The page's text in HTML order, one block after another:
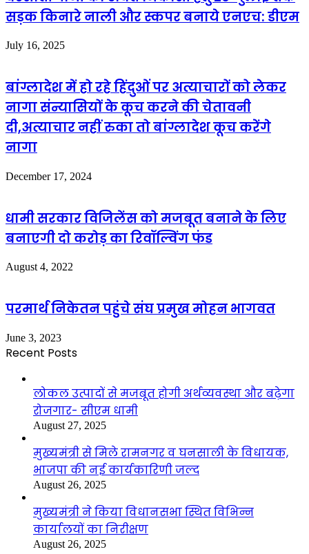
सड़क किनारे नाली और स्कपर बनाये एनएच: डीएम
July 16, 2025
बांग्लादेश में हो रहे हिंदुओं पर अत्याचारों को लेकर
नागा संन्यासियों के कूच करने की चेतावनी
दी,अत्याचार नहीं रुका तो बांग्लादेश कूच करेंगे
नागा
December 17, 2024
धामी सरकार विजिलेंस को मजबूत बनाने के लिए
बनाएगी दो करोड़ का रिवॉल्विंग फंड
August 4, 2022
परमार्थ निकेतन पहुंचे संघ प्रमुख मोहन भागवत
June 3, 2023
Recent Posts
लोकल उत्पादों से मजबूत होगी अर्थव्यवस्था और बढ़ेगा
रोजगार- सीएम धामी
August 27, 2025
मुख्यमंत्री से मिले रामनगर व घनसाली के विधायक,
भाजपा की नई कार्यकारिणी जल्द
August 26, 2025
मुख्यमंत्री ने किया विधानसभा स्थित विभिन्न
कार्यालयों का निरीक्षण
August 26, 2025